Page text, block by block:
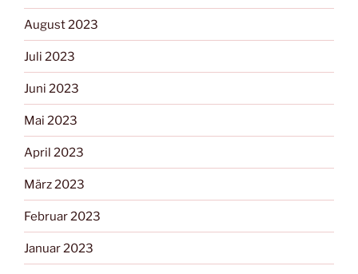
August 2023
Juli 2023
Juni 2023
Mai 2023
April 2023
März 2023
Februar 2023
Januar 2023